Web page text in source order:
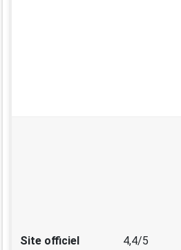
Site officiel 4,4/5